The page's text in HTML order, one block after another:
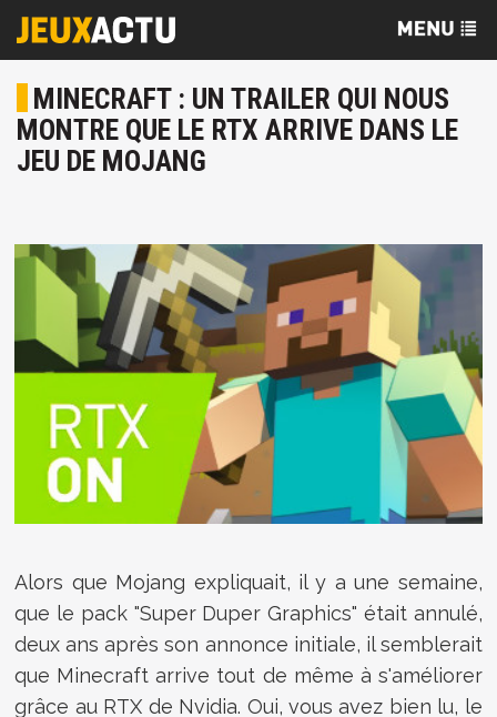
MINECRAFT : UN TRAILER QUI NOUS
MONTRE QUE LE RTX ARRIVE DANS LE
JEU DE MOJANG
Alors que Mojang expliquait, il y a une semaine,
que le pack "Super Duper Graphics" était annulé,
deux ans après son annonce initiale, il semblerait
que Minecraft arrive tout de même à s'améliorer
grâce au RTX de Nvidia. Oui, vous avez bien lu, le